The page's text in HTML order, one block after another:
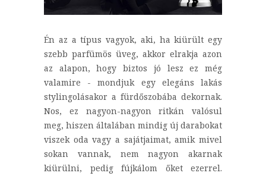
Én az a típus vagyok, aki, ha kiürült egy
szebb parfümös üveg, akkor elrakja azon
az alapon, hogy biztos jó lesz ez még
valamire - mondjuk egy elegáns lakás
stylingolásakor a fürdőszobába dekornak.
Nos, ez nagyon-nagyon ritkán valósul
meg, hiszen általában mindig új darabokat
viszek oda vagy a sajátjaimat, amik mivel
sokan vannak, nem nagyon akarnak
kiürülni, pedig fújkálom őket ezerrel.